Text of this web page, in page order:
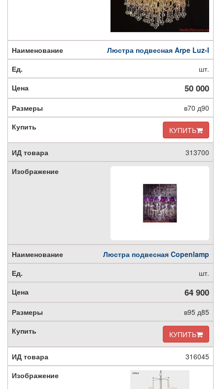
Люстра подвесная Arpe Luz-I
шт.
50 000
в70 д90
КУПИТЬ
313700
Люстра подвесная Copenlamp
шт.
64 900
в95 д85
КУПИТЬ
316045